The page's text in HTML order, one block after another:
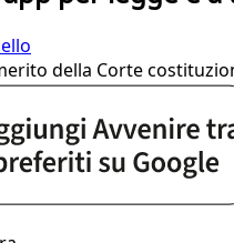
della Corte